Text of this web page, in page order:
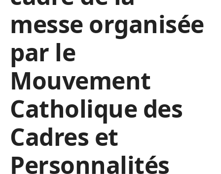
messe organisée
par le
Mouvement
Catholique des
Cadres et
Personnalités